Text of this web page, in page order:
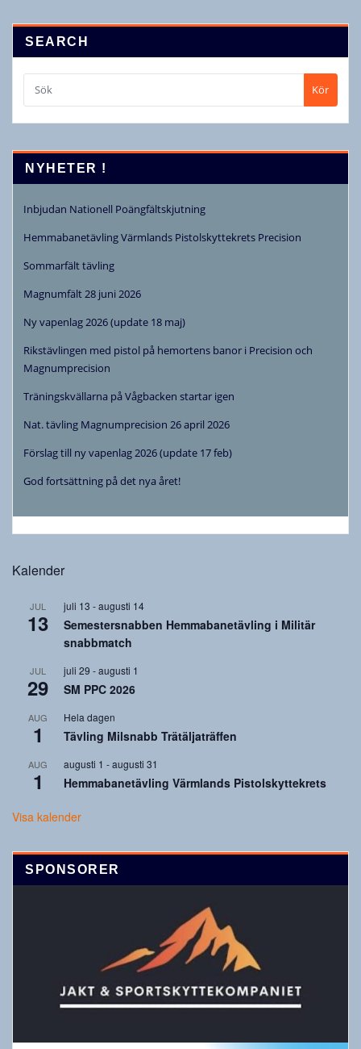
SEARCH
Kör
NYHETER !
Inbjudan Nationell Poängfältskjutning
Hemmabanetävling Värmlands Pistolskyttekrets Precision
Sommarfält tävling
Magnumfält 28 juni 2026
Ny vapenlag 2026 (update 18 maj)
Rikstävlingen med pistol på hemortens banor i Precision och
Magnumprecision
Träningskvällarna på Vågbacken startar igen
Nat. tävling Magnumprecision 26 april 2026
Förslag till ny vapenlag 2026 (update 17 feb)
God fortsättning på det nya året!
Kalender
JUL
13
juli 13 -augusti 14
Semestersnabben Hemmabanetävling i Militär
snabbmatch
JUL
29
juli 29 -augusti 1
SM PPC 2026
AUG
1
Hela dagen
Tävling Milsnabb Trätäljaträffen
AUG
1
augusti 1 -augusti 31
Hemmabanetävling Värmlands Pistolskyttekrets
Visa kalender
SPONSORER